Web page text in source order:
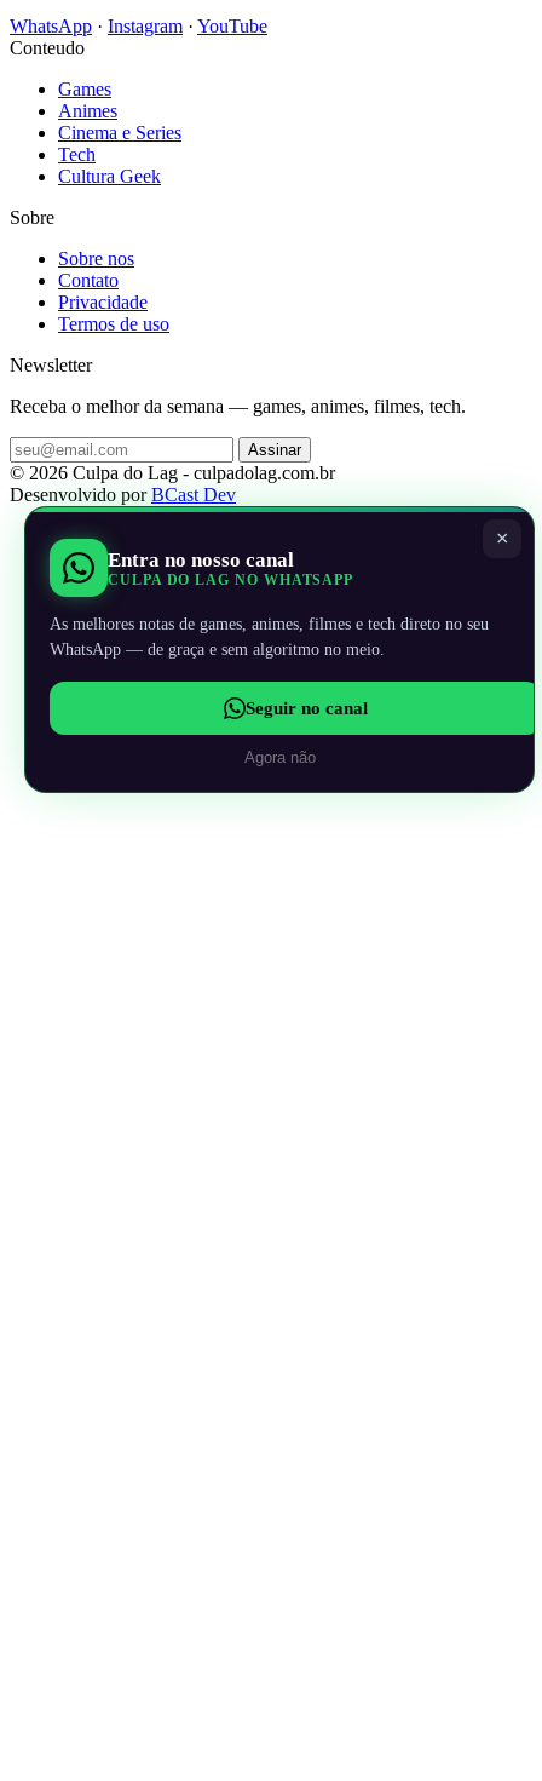
WhatsApp · Instagram · YouTube
Conteudo
Games
Animes
Cinema e Series
Tech
Cultura Geek
Sobre
Sobre nos
Contato
Privacidade
Termos de uso
Newsletter
Receba o melhor da semana — games, animes, filmes, tech.
Assinar
© 2026 Culpa do Lag - culpadolag.com.br
Desenvolvido porBCast Dev
×
Entra no nosso canal
CULPA DO LAG NO WHATSAPP
As melhores notas de games, animes, filmes e tech direto no seu
WhatsApp — de graça e sem algoritmo no meio.
Seguir no canal
Agora não